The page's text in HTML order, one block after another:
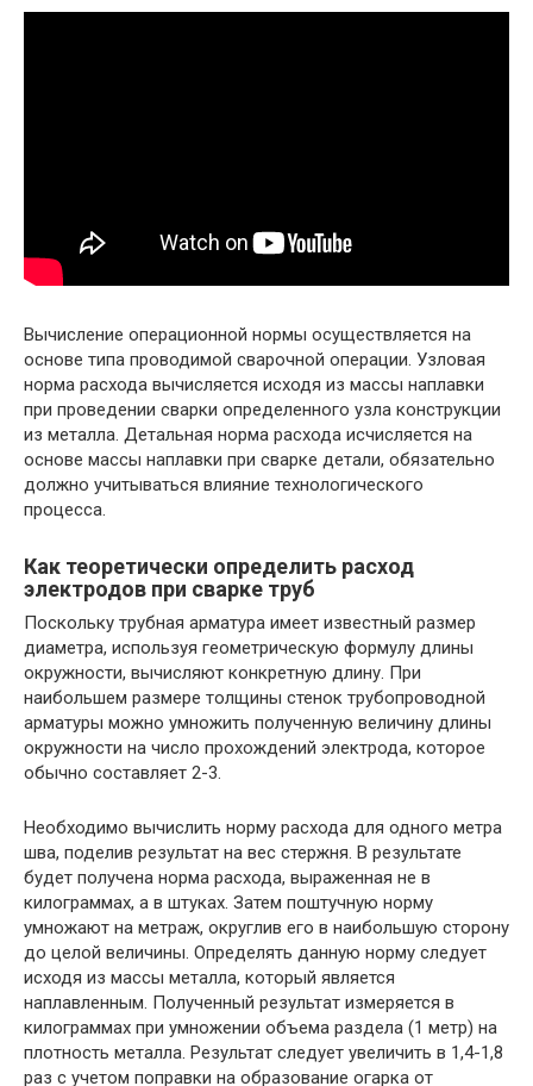
Вычисление операционной нормы осуществляется на
основе типа проводимой сварочной операции. Узловая
норма расхода вычисляется исходя из массы наплавки
при проведении сварки определенного узла конструкции
из металла. Детальная норма расхода исчисляется на
основе массы наплавки при сварке детали, обязательно
должно учитываться влияние технологического
процесса.
Как теоретически определить расход
электродов при сварке труб
Поскольку трубная арматура имеет известный размер
диаметра, используя геометрическую формулу длины
окружности, вычисляют конкретную длину. При
наибольшем размере толщины стенок трубопроводной
арматуры можно умножить полученную величину длины
окружности на число прохождений электрода, которое
обычно составляет 2-3.
Необходимо вычислить норму расхода для одного метра
шва, поделив результат на вес стержня. В результате
будет получена норма расхода, выраженная не в
килограммах, а в штуках. Затем поштучную норму
умножают на метраж, округлив его в наибольшую сторону
до целой величины. Определять данную норму следует
исходя из массы металла, который является
наплавленным. Полученный результат измеряется в
килограммах при умножении объема раздела (1 метр) на
плотность металла. Результат следует увеличить в 1,4-1,8
раз с учетом поправки на образование огарка от